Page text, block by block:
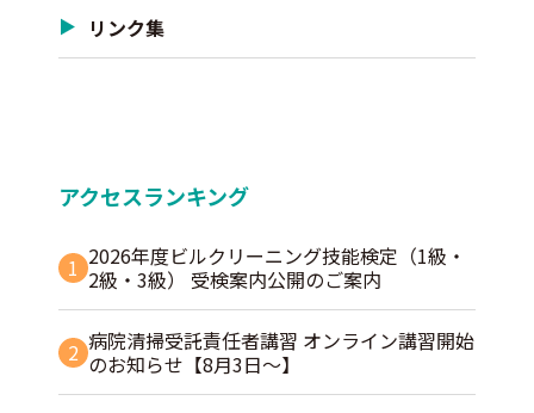
リンク集
アクセスランキング
1 2026年度ビルクリーニング技能検定（1級・
2級・3級） 受検案内公開のご案内
2 病院清掃受託責任者講習 オンライン講習開始
のお知らせ【8月3日～】